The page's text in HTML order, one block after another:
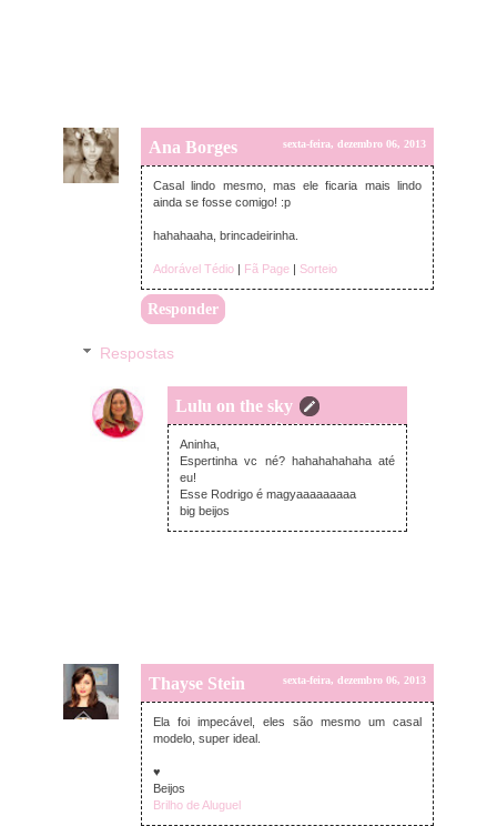
Ana Borges sexta-feira, dezembro 06, 2013
Casal lindo mesmo, mas ele ficaria mais lindo
ainda se fosse comigo! :p
hahahaaha, brincadeirinha.
Adorável Tédio | Fã Page | Sorteio
Responder
Respostas
Lulu on the sky
sábado, dezembro 07, 2013
Aninha,
Espertinha vc né? hahahahahaha até
eu!
Esse Rodrigo é magyaaaaaaaaa
big beijos
Thayse Stein sexta-feira, dezembro 06, 2013
Ela foi impecável, eles são mesmo um casal
modelo, super ideal.
♥
Beijos
Brilho de Aluguel